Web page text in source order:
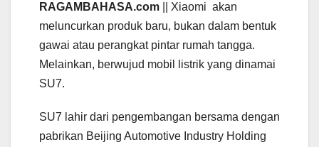
RAGAMBAHASA.com || Xiaomi akan
meluncurkan produk baru, bukan dalam bentuk
gawai atau perangkat pintar rumah tangga.
Melainkan, berwujud mobil listrik yang dinamai
SU7.
SU7 lahir dari pengembangan bersama dengan
pabrikan Beijing Automotive Industry Holding